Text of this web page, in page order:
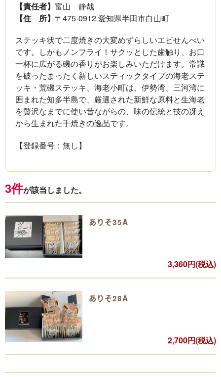
【責任者】 富山 静哉
【住 所】 〒475-0912 愛知県半田市白山町
ステッキ状で二度焼きの大変めずらしいエビせんべい
です。しかもノンフライ！サクッとした歯触り、お口
一杯に広がる磯の香りがお楽しみいただけます。常識
を破ったまったく新しいスティックタイプの海老ステ
ッキ・荒磯ステッキ、海老小町は、伊勢湾、三河湾に
囲まれた知多半島で、厳選された新鮮な原料と生海老
を贅沢なまでに使い昔ながらの、味の伝統と技の冴え
から生まれた手焼きの逸品です。
【登録番号：無し】
3件が該当しました。
ありそ35A
3,360円(税込)
ありそ28A
2,700円(税込)